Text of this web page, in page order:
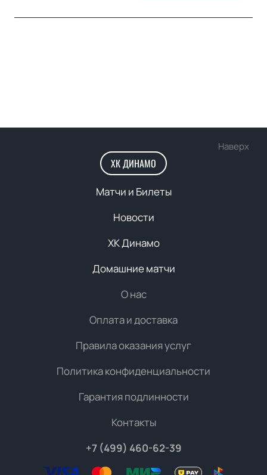
Наверх
ХК ДИНАМО
Матчи и Билеты
Новости
ХК Динамо
Домашние матчи
О нас
Оплата и доставка
Правила оказания услуг
Политика конфиденциальности
Гарантия подлинности
Контакты
+7 (499) 460-62-39